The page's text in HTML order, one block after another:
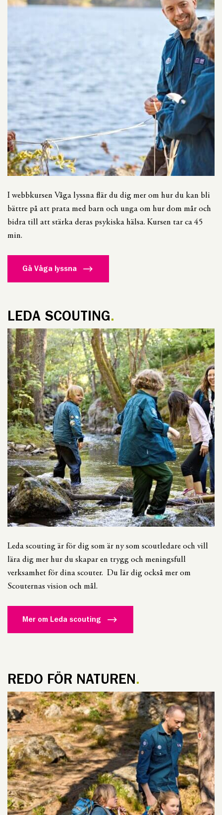
I webbkursen Våga lyssna flär du dig mer om hur du kan bli
bättre på att prata med barn och unga om hur dom mår och
bidra till att stärka deras psykiska hälsa. Kursen tar ca 45
min.
Gå Våga lyssna
LEDA SCOUTING
Leda scouting är för dig som är ny som scoutledare och vill
lära dig mer hur du skapar en trygg och meningsfull
verksamhet för dina scouter. Du lär dig också mer om
Scouternas vision och mål.
Mer om Leda scouting
REDO FÖR NATUREN